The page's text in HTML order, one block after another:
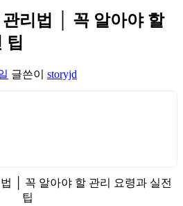
리법 │ 꼭 알아야 할
팁
글쓴이 storyjd